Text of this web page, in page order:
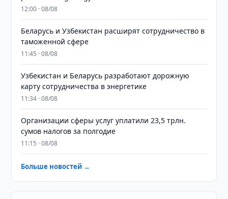
12:00 · 08/08
Беларусь и Узбекистан расширят сотрудничество в
таможенной сфере
11:45 · 08/08
Узбекистан и Беларусь разработают дорожную
карту сотрудничества в энергетике
11:34 · 08/08
Организации сферы услуг уплатили 23,5 трлн.
сумов налогов за полгодие
11:15 · 08/08
Больше новостей →